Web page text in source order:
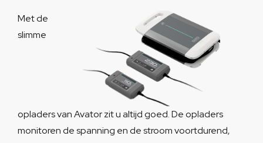
Met de
slimme
opladers van Avator zit u altijd goed. De opladers
monitoren de spanning en de stroom voortdurend,